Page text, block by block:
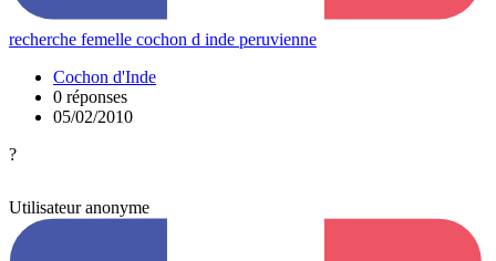
recherche femelle cochon d inde peruvienne
Cochon d'Inde
0 réponses
05/02/2010
?
Utilisateur anonyme